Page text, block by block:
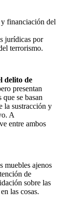
financiación del
jurídicas por
terrorismo.
delito de
presentan
se basan
la sustracción y
A
entre ambos
muebles ajenos
de
sobre las
las cosas.